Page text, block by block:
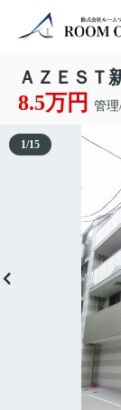
ＡＺＥＳＴ
8.5万円 管理
1/15